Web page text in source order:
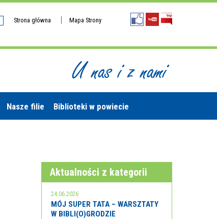
Strona główna Mapa Strony
U nas i z nami
Nasze filie Biblioteki w powiecie
Aktualności z kategorii
24.06.2026
MÓJ SUPER TATA – WARSZTATY
W BIBLI(O)GRODZIE